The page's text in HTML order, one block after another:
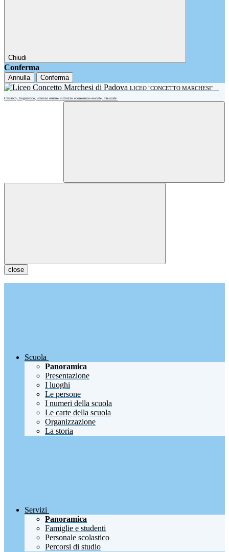
Chiudi
Conferma
Annulla Conferma
LICEO "CONCETTO MARCHESI"
Classico, linguistico, scienze umane indirizzo economico-sociale, musicale
close
Scuola
Panoramica
Presentazione
I luoghi
Le persone
I numeri della scuola
Le carte della scuola
Organizzazione
La storia
Servizi
Panoramica
Famiglie e studenti
Personale scolastico
Percorsi di studio